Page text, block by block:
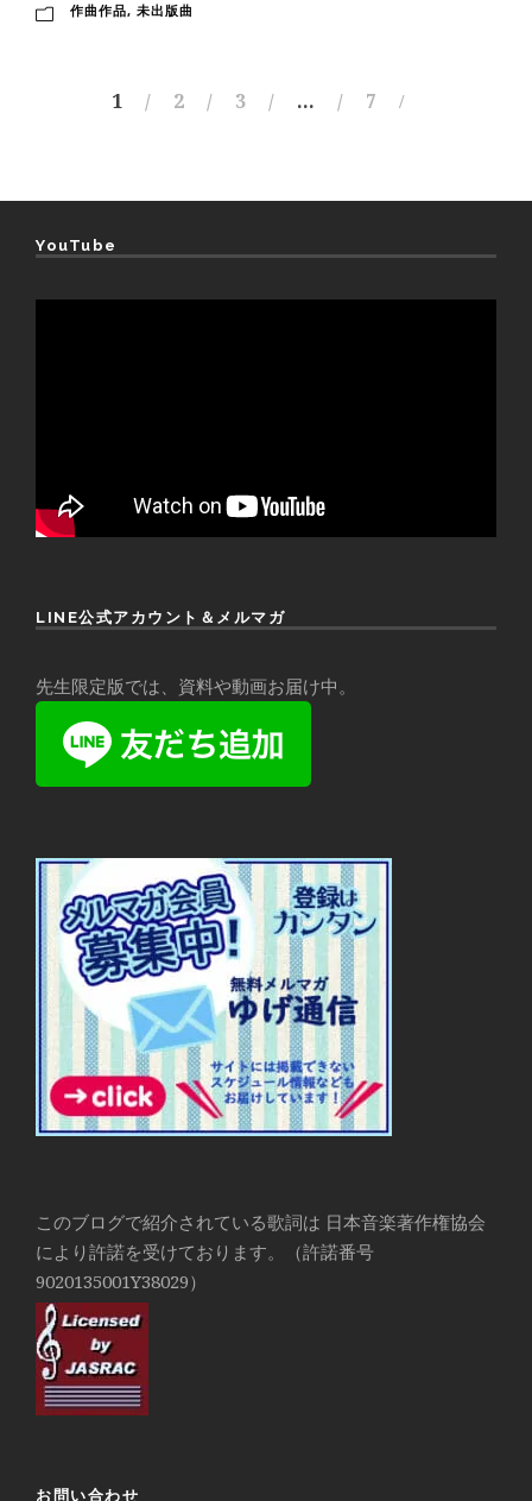
作曲作品, 未出版曲
1 2 3 … 7
YouTube
LINE公式アカウント＆メルマガ
先生限定版では、資料や動画お届け中。
このブログで紹介されている歌詞は 日本音楽著作権協会
により許諾を受けております。（許諾番号
9020135001Y38029）
お問い合わせ